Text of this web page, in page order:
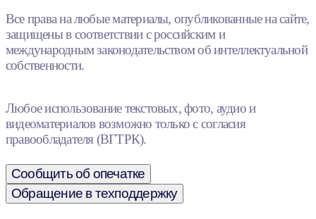
Все права на любые материалы, опубликованные на сайте,
защищены в соответствии с российским и
международным законодательством об интеллектуальной
собственности.
Любое использование текстовых, фото, аудио и
видеоматериалов возможно только с согласия
правообладателя (ВГТРК).
Сообщить об опечатке
Обращение в техподдержку